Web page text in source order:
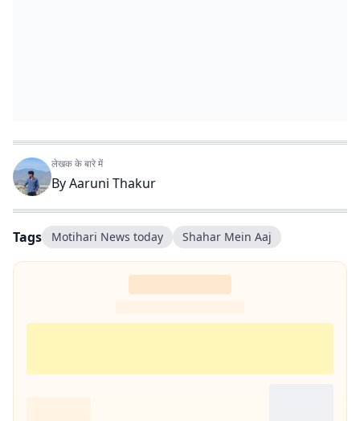
लेखक के बारे में
ByAaruni Thakur
Tags Motihari News today Shahar Mein Aaj